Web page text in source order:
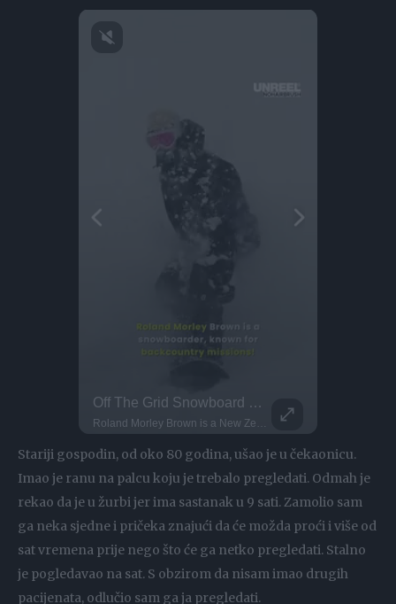
Off The Grid Snowboard Glides!
Roland Morley Brown is a New Zealand snowboarder, known for backcountry missions and big mountain descents! He’s sailed to the fjords of Norway and tracked fresh lines at The Remarkables in NZ He's ridden out on some dreamy lines, the top snowboarding spots are always unmatched! What's your favorite snowboarding spot?
Stariji gospodin, od oko 80 godina, ušao je u čekaonicu.
Imao je ranu na palcu koju je trebalo pregledati. Odmah je
rekao da je u žurbi jer ima sastanak u 9 sati. Zamolio sam
ga neka sjedne i pričeka znajući da će možda proći i više od
sat vremena prije nego što će ga netko pregledati. Stalno
je pogledavao na sat. S obzirom da nisam imao drugih
pacijenata, odlučio sam ga ja pregledati.